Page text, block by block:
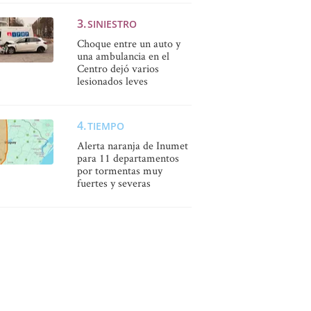
SINIESTRO
Choque entre un auto y
una ambulancia en el
Centro dejó varios
lesionados leves
TIEMPO
Alerta naranja de Inumet
para 11 departamentos
por tormentas muy
fuertes y severas